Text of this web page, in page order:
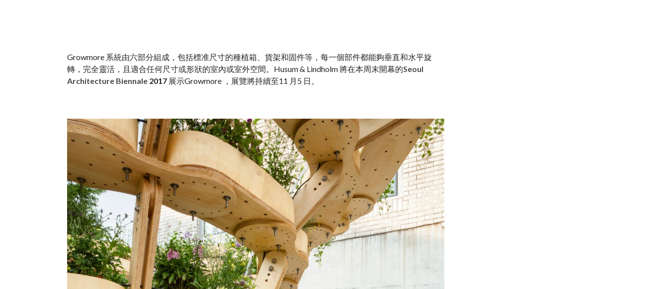
Growmore 系統由六部分組成，包括標准尺寸的種植箱、貨架和固件等，每一個部件都能夠垂直和水平旋
轉，完全靈活，且適合任何尺寸或形狀的室內或室外空間。Husum & Lindholm 將在本周末開幕的Seoul
Architecture Biennale2017展示Growmore ，展覽將持續至11 月5 日。